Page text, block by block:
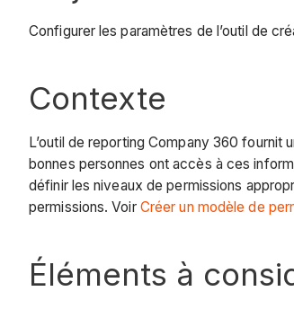
Configurer les paramètres de l’outil de
Contexte
L’outil de reporting Company 360 fournit
bonnes personnes ont accès à ces
définir les niveaux de permissions
permissions. Voir Créer un modèle de
Éléments à